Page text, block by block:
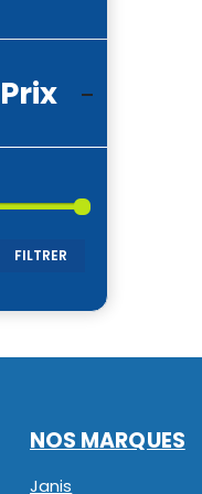
FILTRER
NOS MARQUES
Janis